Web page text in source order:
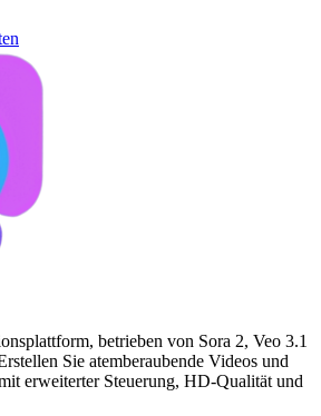
betrieben von Sora 2, Veo 3.1
Sie atemberaubende Videos und
erweiterter Steuerung, HD-Qualität und